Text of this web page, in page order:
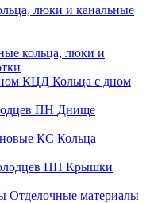
люки и канальные
кольца, люки и
Кольца с дном
Днище
Кольца
Крышки
Отделочные материалы